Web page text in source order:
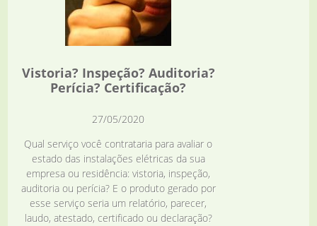
Vistoria? Inspeção? Auditoria?
Perícia? Certificação?
27/05/2020
Qual serviço você contrataria para avaliar o
estado das instalações elétricas da sua
empresa ou residência: vistoria, inspeção,
auditoria ou perícia? E o produto gerado por
esse serviço seria um relatório, parecer,
laudo, atestado, certificado ou declaração?